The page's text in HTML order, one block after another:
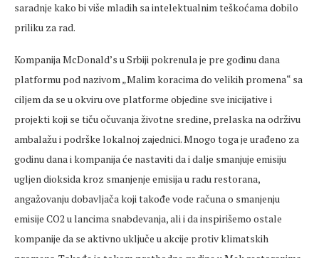
saradnje kako bi više mladih sa intelektualnim teškoćama dobilo
priliku za rad.
Kompanija McDonald’s u Srbiji pokrenula je pre godinu dana
platformu pod nazivom „Malim koracima do velikih promena“ sa
ciljem da se u okviru ove platforme objedine sve inicijative i
projekti koji se tiču očuvanja životne sredine, prelaska na održivu
ambalažu i podrške lokalnoj zajednici. Mnogo toga je urađeno za
godinu dana i kompanija će nastaviti da i dalje smanjuje emisiju
ugljen dioksida kroz smanjenje emisija u radu restorana,
angažovanju dobavljača koji takođe vode računa o smanjenju
emisije CO2 u lancima snabdevanja, ali i da inspirišemo ostale
kompanije da se aktivno uključe u akcije protiv klimatskih